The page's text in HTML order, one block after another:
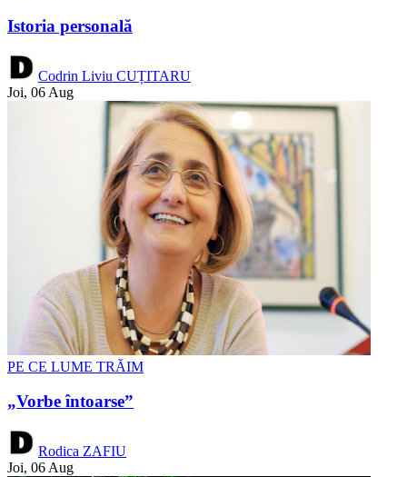
Istoria personală
Codrin Liviu CUȚITARU
Joi, 06 Aug
PE CE LUME TRĂIM
„Vorbe întoarse”
Rodica ZAFIU
Joi, 06 Aug